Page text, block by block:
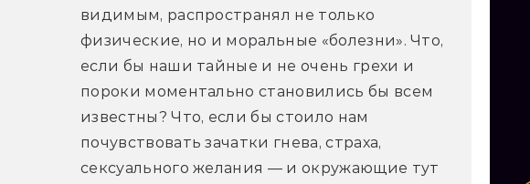
видимым, распространял не только
физические, но и моральные «болезни». Что,
если бы наши тайные и не очень грехи и
пороки моментально становились бы всем
известны? Что, если бы стоило нам
почувствовать зачатки гнева, страха,
сексуального желания — и окружающие тут